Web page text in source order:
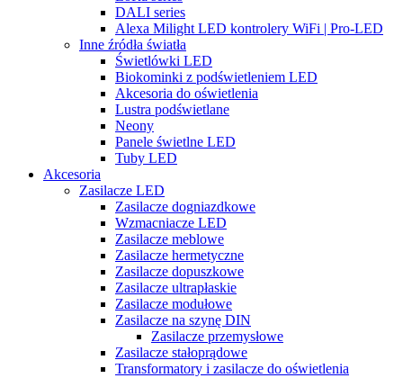
DALI series
Alexa Milight LED kontrolery WiFi | Pro-LED
Inne źródła światła
Świetlówki LED
Biokominki z podświetleniem LED
Akcesoria do oświetlenia
Lustra podświetlane
Neony
Panele świetlne LED
Tuby LED
Akcesoria
Zasilacze LED
Zasilacze dogniazdkowe
Wzmacniacze LED
Zasilacze meblowe
Zasilacze hermetyczne
Zasilacze dopuszkowe
Zasilacze ultrapłaskie
Zasilacze modułowe
Zasilacze na szynę DIN
Zasilacze przemysłowe
Zasilacze stałoprądowe
Transformatory i zasilacze do oświetlenia